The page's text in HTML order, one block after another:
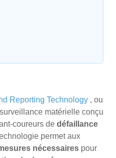
Reporting Technology , ou
matérielle conçu
coureurs de défaillance
permet aux
nécessaires pour